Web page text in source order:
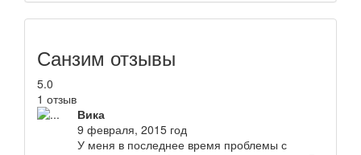
Санзим отзывы
5.0
1 отзыв
Вика
9 февраля, 2015 год
У меня в последнее время проблемы с